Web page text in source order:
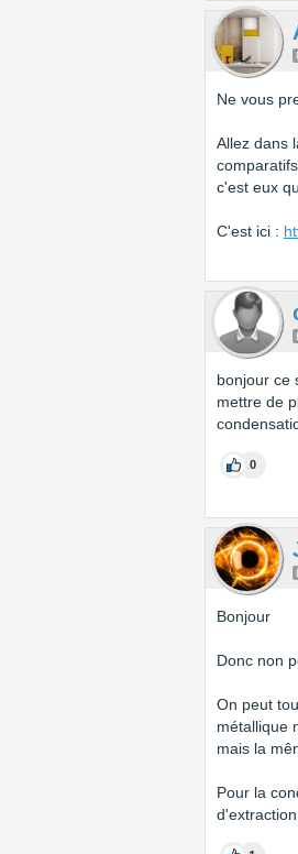
Ne vous
Allez dans
c'est eux
C'est ici :
bonjour ce
mettre de
0
Bonjour
Donc non
On peut
métallique
mais la
Pour la